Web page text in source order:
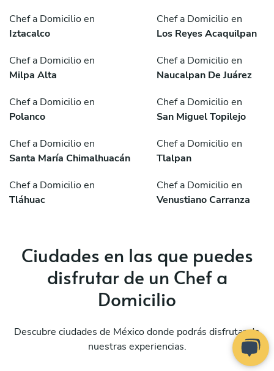
Chef a Domicilio en
Iztacalco
Chef a Domicilio en
Los Reyes Acaquilpan
Chef a Domicilio en
Milpa Alta
Chef a Domicilio en
Naucalpan De Juárez
Chef a Domicilio en
Polanco
Chef a Domicilio en
San Miguel Topilejo
Chef a Domicilio en
Santa María Chimalhuacán
Chef a Domicilio en
Tlalpan
Chef a Domicilio en
Tláhuac
Chef a Domicilio en
Venustiano Carranza
Ciudades en las que puedes
disfrutar de un Chef a
Domicilio
Descubre ciudades de México donde podrás disfrutar de
nuestras experiencias.